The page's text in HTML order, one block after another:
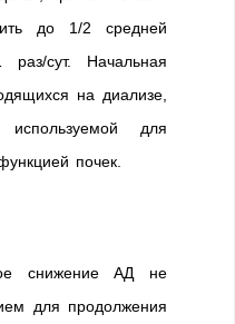
до 1/2 средней
раз/сут. Начальная
на диализе,
для
почек.
снижение АД не
для продолжения